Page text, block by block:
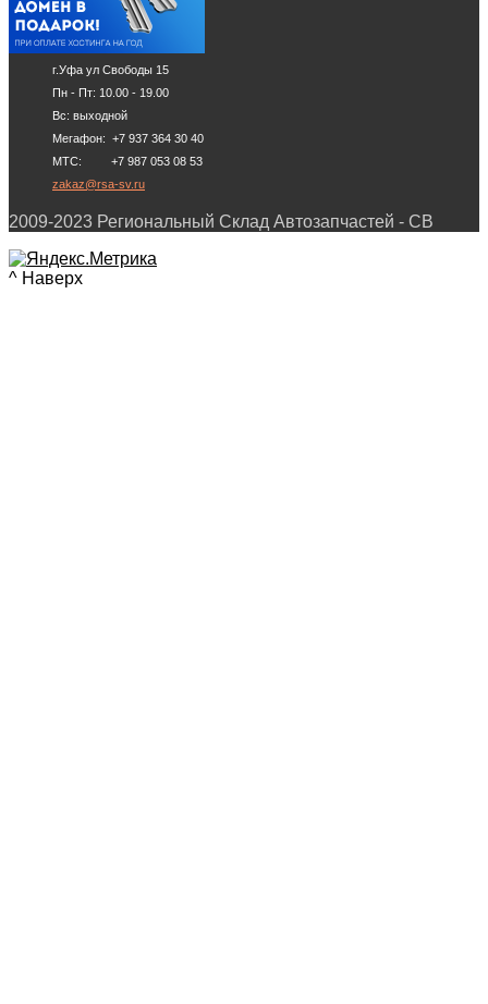
г.Уфа ул Свободы 15
Пн - Пт: 10.00 - 19.00
Вс: выходной
Мегафон: +7 937 364 30 40
МТС: +7 987 053 08 53
zakaz@rsa-sv.ru
2009-2023 Региональный Склад Автозапчастей - СВ
^ Наверх